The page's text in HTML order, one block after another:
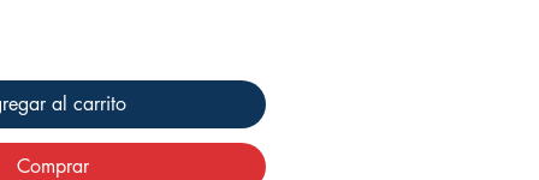
al carrito
Comprar